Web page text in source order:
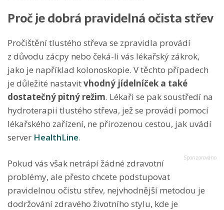
Proč je dobrá pravidelná očista střev
Pročištění tlustého střeva se zpravidla provádí
z důvodu zácpy nebo čeká-li vás lékařský zákrok,
jako je například kolonoskopie. V těchto případech
je důležité nastavitvhodný jídelníček a také
dostatečný pitný režim. Lékaři se pak soustředí na
hydroterapii tlustého střeva, jež se provádí pomocí
lékařského zařízení, ne přirozenou cestou, jak uvádí
server HealthLine.
Pokud vás však netrápí žádné zdravotní
problémy, ale přesto chcete podstupovat
pravidelnou očistu střev, nejvhodnější metodou je
dodržování zdravého životního stylu, kde je